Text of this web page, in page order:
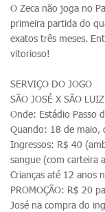
O Zeca não joga no
primeira partida do
exatos três meses.
vitorioso!
SERVIÇO DO JOGO
SÃO JOSÉ X SÃO LUIZ
Onde: Estádio Passo
Quando: 18 de maio,
Ingressos: R$ 40
sangue (com carteira
Crianças até 12 anos
PROMOÇÃO: R$ 20
José na compra do